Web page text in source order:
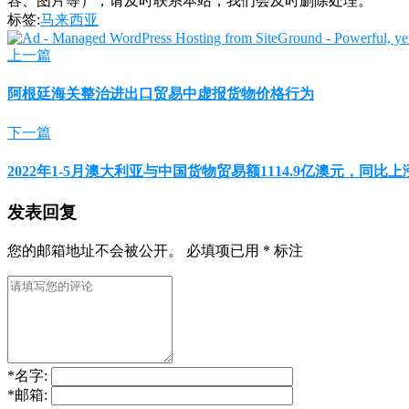
标签:马来西亚
上一篇
阿根廷海关整治进出口贸易中虚报货物价格行为
下一篇
2022年1-5月澳大利亚与中国货物贸易额1114.9亿澳元，同比上
发表回复
您的邮箱地址不会被公开。 必填项已用 * 标注
*名字:
*邮箱: